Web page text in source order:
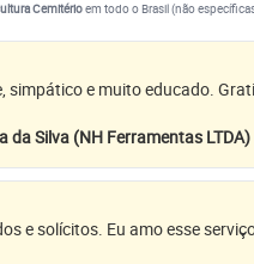
Cemitérioem todo o Brasil (não
simpático e muito educado.
da Silva (NH Ferramentas LTDA)
e solícitos. Eu amo esse